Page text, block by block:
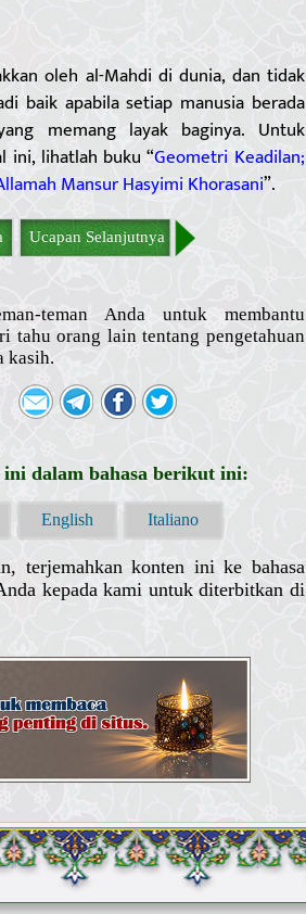
oleh al-Mahdi di dunia, dan tidak
baik apabila setiap manusia berada
memang layak baginya. Untuk
ini, lihatlah buku “Geometri Keadilan;
Mansur Hasyimi Khorasani”.
Ucapan Selanjutnya
teman Anda untuk membantu
tahu orang lain tentang pengetahuan
kasih.
ini dalam bahasa berikut ini:
English Italiano
terjemahkan konten ini ke bahasa
kepada kami untuk diterbitkan di